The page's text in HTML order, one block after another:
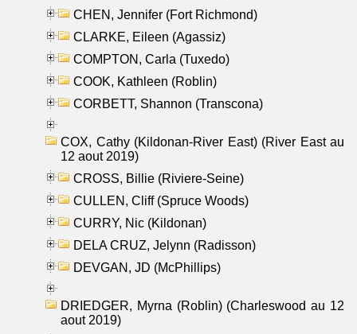
CHEN, Jennifer (Fort Richmond)
CLARKE, Eileen (Agassiz)
COMPTON, Carla (Tuxedo)
COOK, Kathleen (Roblin)
CORBETT, Shannon (Transcona)
COX, Cathy (Kildonan-River East) (River East au
12 aout 2019)
CROSS, Billie (Riviere-Seine)
CULLEN, Cliff (Spruce Woods)
CURRY, Nic (Kildonan)
DELA CRUZ, Jelynn (Radisson)
DEVGAN, JD (McPhillips)
DRIEDGER, Myrna (Roblin) (Charleswood au 12
aout 2019)